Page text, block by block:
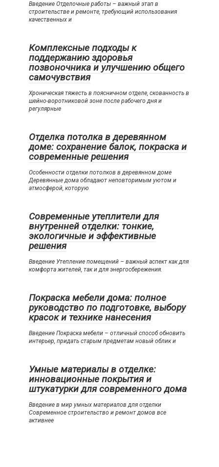
Введение Отделочные работы – важный этап в
строительстве и ремонте, требующий использования
качественных и
Комплексные подходы к
поддержанию здоровья
позвоночника и улучшению общего
самочувствия
Хроническая тяжесть в поясничном отделе, скованность в
шейно-воротниковой зоне после рабочего дня и
регулярные
Отделка потолка в деревянном
доме: сохранение балок, покраска и
современные решения
Особенности отделки потолков в деревянном доме
Деревянные дома обладают неповторимым уютом и
атмосферой, которую
Современные утеплители для
внутренней отделки: тонкие,
экологичные и эффективные
решения
Введение Утепление помещений – важный аспект как для
комфорта жителей, так и для энергосбережения.
Покраска мебели дома: полное
руководство по подготовке, выбору
красок и технике нанесения
Введение Покраска мебели – отличный способ обновить
интерьер, придать старым предметам новый облик и
Умные материалы в отделке:
инновационные покрытия и
штукатурки для современного дома
Введение в мир умных материалов для отделки
Современное строительство и ремонт домов все
активнее